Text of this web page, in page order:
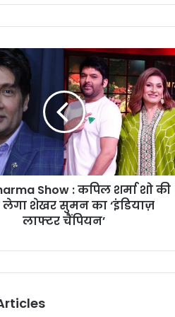
Show : कपिल शर्मा शो की
शेखर सुमन का ‘इंडियाज़
लाफ्टर चैंपियन’